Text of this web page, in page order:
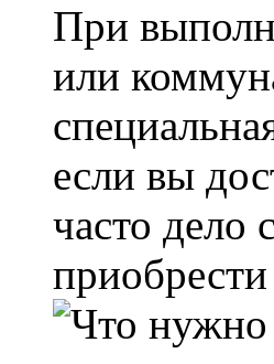
При
или
если вы
часто дело